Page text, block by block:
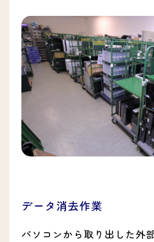
データ消去作業
パソコンから取り出した外